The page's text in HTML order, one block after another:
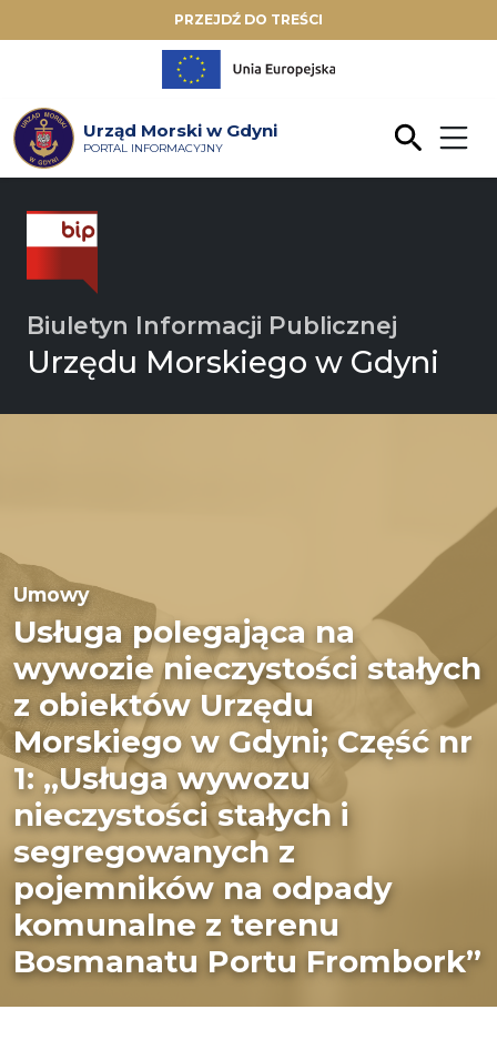
PRZEJDŹ DO TREŚCI
Urząd Morski w Gdyni
PORTAL INFORMACYJNY
Biuletyn Informacji Publicznej
Urzędu Morskiego w Gdyni
Umowy
Usługa polegająca na
wywozie nieczystości stałych
z obiektów Urzędu
Morskiego w Gdyni; Część nr
1: „Usługa wywozu
nieczystości stałych i
segregowanych z
pojemników na odpady
komunalne z terenu
Bosmanatu Portu Frombork”